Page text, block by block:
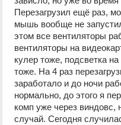
Перезагрузил ещё раз,
мышь вообще не
этом все вентиляторы
вентиляторы на
кулер тоже, подсветка
тоже. На 4 раз
заработало и до ночи
нормально, до этого я
комп уже через виндовс,
случай. Сегодня